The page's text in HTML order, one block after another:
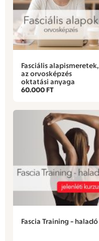
Fasciális alapismeretek,
az orvosképzés
oktatási anyaga
60.000 FT
Fascia Training - haladó